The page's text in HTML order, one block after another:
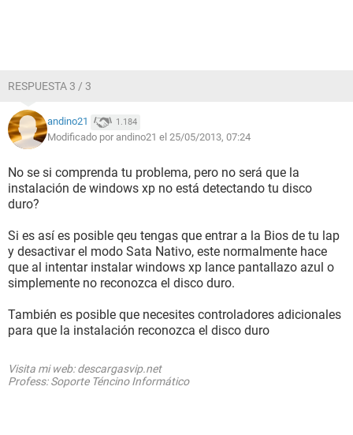
RESPUESTA 3 / 3
andino21 1.184
Modificado por andino21 el 25/05/2013, 07:24
No se si comprenda tu problema, pero no será que la
instalación de windows xp no está detectando tu disco
duro?
Si es así es posible qeu tengas que entrar a la Bios de tu lap
y desactivar el modo Sata Nativo, este normalmente hace
que al intentar instalar windows xp lance pantallazo azul o
simplemente no reconozca el disco duro.
También es posible que necesites controladores adicionales
para que la instalación reconozca el disco duro
Visita mi web: descargasvip.net
Profess: Soporte Téncino Informático